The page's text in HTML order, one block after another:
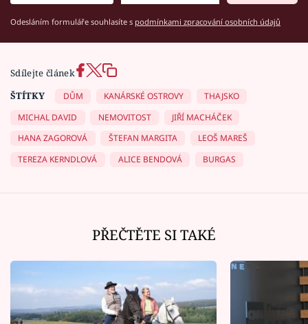
Odesláním formuláře souhlasíte s podmínkami zpracování osobních údajů
Sdílejte článek
ŠTÍTKY
DŮM KANÁRSKÉ OSTROVY
THAJSKO
MICHAL DAVID
NEMOVITOST
JIŘÍ MACHÁČEK
HANA ZAGOROVÁ
ŠTEFAN MARGITA
LEOŠ MAREŠ
TEREZA KERNDLOVÁ
ALICE BENDOVÁ BURGAS
PŘEČTĚTE SI TAKÉ